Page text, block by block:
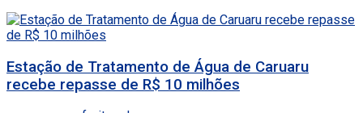
Estação de Tratamento de Água de Caruaru
recebe repasse de R$ 10 milhões